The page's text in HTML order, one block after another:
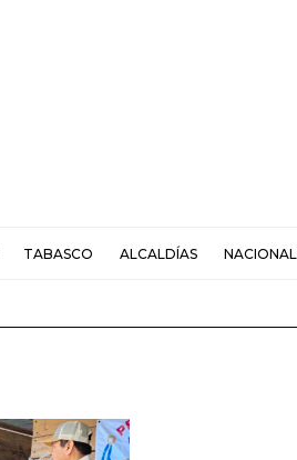
TABASCO ALCALDÍAS NACIONAL